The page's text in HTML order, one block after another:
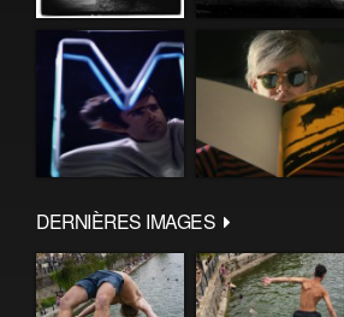
DERNIÈRES IMAGES